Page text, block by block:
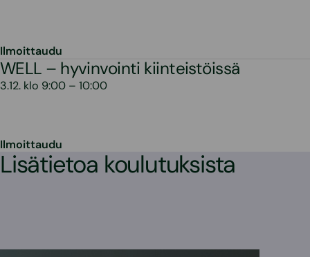
Ilmoittaudu
WELL – hyvinvointi kiinteistöissä
3.12. klo 9:00 – 10:00
Ilmoittaudu
Lisätietoa koulutuksista